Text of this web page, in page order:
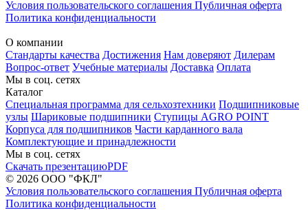
Условия пользовательского соглашения Публичная оферта
Политика конфиденциальности
О компании
Стандарты качества Достижения Нам доверяют Дилерам
Вопрос-ответ Учебные материалы Доставка Оплата
Мы в соц. сетях
Каталог
Специальная программа для сельхозтехники Подшипниковые
узлы Шариковые подшипники Ступицы AGRO POINT
Корпуса для подшипников Части карданного вала
Комплектующие и принадлежности
Мы в соц. сетях
Скачать презентациюPDF
© 2026 ООО "ФКЛ"
Условия пользовательского соглашения Публичная оферта
Политика конфиденциальности